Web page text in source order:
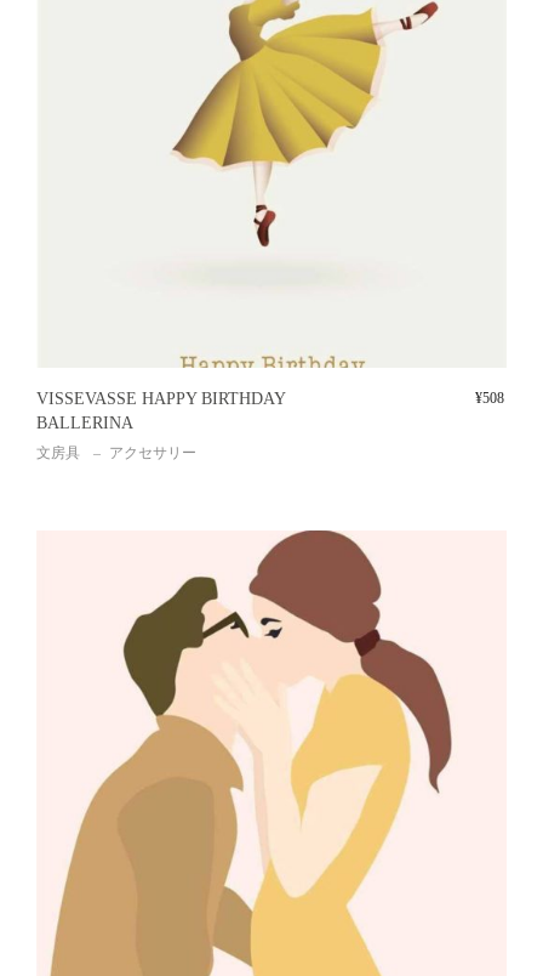
VISSEVASSE HAPPY BIRTHDAY
BALLERINA
文房具 アクセサリー
¥508